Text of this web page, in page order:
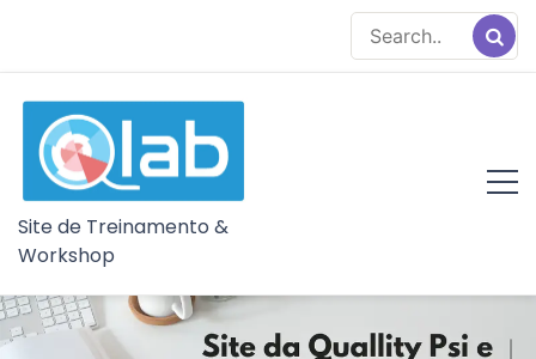
content
Site de Treinamento &
Workshop